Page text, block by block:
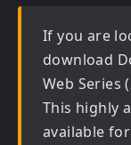
If you are
download
Web Series
This highly
available